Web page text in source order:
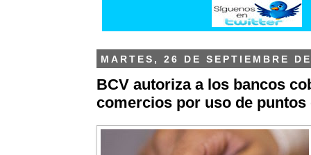
MARTES, 26 DE SEPTIEMBRE
BCV autoriza a los bancos
comercios por uso de puntos